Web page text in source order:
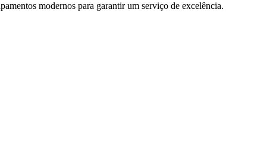
modernos para garantir um serviço de excelência.